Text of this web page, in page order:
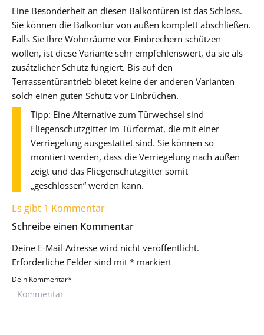
Eine Besonderheit an diesen Balkontüren ist das Schloss.
Sie können die Balkontür von außen komplett abschließen.
Falls Sie Ihre Wohnräume vor Einbrechern schützen
wollen, ist diese Variante sehr empfehlenswert, da sie als
zusätzlicher Schutz fungiert. Bis auf den
Terrassentürantrieb bietet keine der anderen Varianten
solch einen guten Schutz vor Einbrüchen.
Tipp: Eine Alternative zum Türwechsel sind
Fliegenschutzgitter im Türformat, die mit einer
Verriegelung ausgestattet sind. Sie können so
montiert werden, dass die Verriegelung nach außen
zeigt und das Fliegenschutzgitter somit
„geschlossen“ werden kann.
Es gibt 1 Kommentar
Schreibe einen Kommentar
Deine E-Mail-Adresse wird nicht veröffentlicht.
Erforderliche Felder sind mit * markiert
Dein Kommentar*